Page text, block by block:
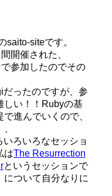
saito-siteです。
開催された、
参加したのでその
ったのですが、参
しい！！Rubyの基
進んでいくので、
ろいろなセッショ
はThe Resurrection
というセッションで
ついて自分なりに